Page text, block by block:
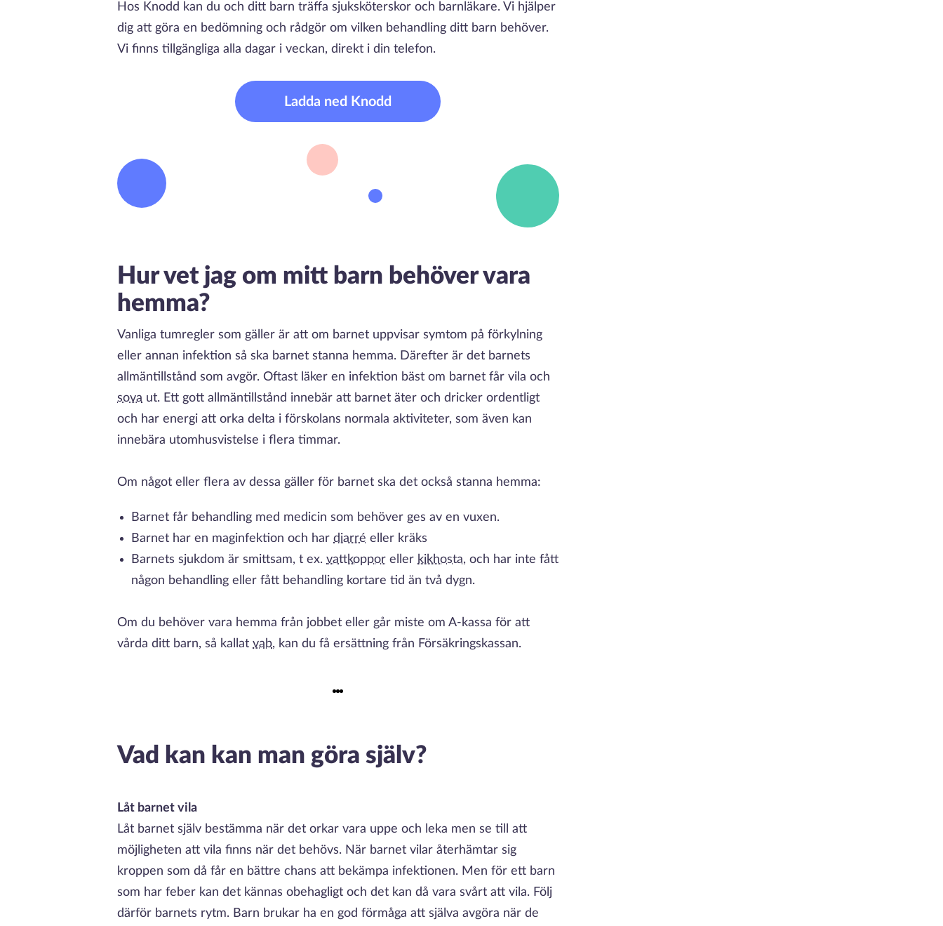
Hos Knodd kan du och ditt barn träffa sjuksköterskor och barnläkare. Vi hjälper
dig att göra en bedömning och rådgör om vilken behandling ditt barn behöver.
Vi finns tillgängliga alla dagar i veckan, direkt i din telefon.
Ladda ned Knodd
Hur vet jag om mitt barn behöver vara
hemma?
Vanliga tumregler som gäller är att om barnet uppvisar symtom på förkylning
eller annan infektion så ska barnet stanna hemma. Därefter är det barnets
allmäntillstånd som avgör. Oftast läker en infektion bäst om barnet får vila och
sova ut. Ett gott allmäntillstånd innebär att barnet äter och dricker ordentligt
och har energi att orka delta i förskolans normala aktiviteter, som även kan
innebära utomhusvistelse i flera timmar.
Om något eller flera av dessa gäller för barnet ska det också stanna hemma:
Barnet får behandling med medicin som behöver ges av en vuxen.
Barnet har en maginfektion och har diarré eller kräks
Barnets sjukdom är smittsam, t ex. vattkoppor eller kikhosta, och har inte fått
någon behandling eller fått behandling kortare tid än två dygn.
Om du behöver vara hemma från jobbet eller går miste om A-kassa för att
vårda ditt barn, så kallat vab, kan du få ersättning från Försäkringskassan.
Vad kan kan man göra själv?
Låt barnet vila
Låt barnet själv bestämma när det orkar vara uppe och leka men se till att
möjligheten att vila finns när det behövs. När barnet vilar återhämtar sig
kroppen som då får en bättre chans att bekämpa infektionen. Men för ett barn
som har feber kan det kännas obehagligt och det kan då vara svårt att vila. Följ
därför barnets rytm. Barn brukar ha en god förmåga att själva avgöra när de